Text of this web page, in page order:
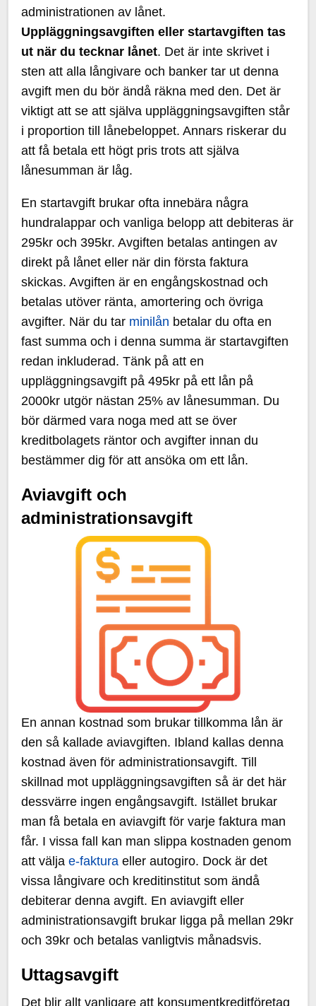
administrationen av lånet.
Uppläggningsavgiften eller startavgiften tas
ut när du tecknar lånet. Det är inte skrivet i
sten att alla långivare och banker tar ut denna
avgift men du bör ändå räkna med den. Det är
viktigt att se att själva uppläggningsavgiften står
i proportion till lånebeloppet. Annars riskerar du
att få betala ett högt pris trots att själva
lånesumman är låg.
En startavgift brukar ofta innebära några
hundralappar och vanliga belopp att debiteras är
295kr och 395kr. Avgiften betalas antingen av
direkt på lånet eller när din första faktura
skickas. Avgiften är en engångskostnad och
betalas utöver ränta, amortering och övriga
avgifter. När du tar minilån betalar du ofta en
fast summa och i denna summa är startavgiften
redan inkluderad. Tänk på att en
uppläggningsavgift på 495kr på ett lån på
2000kr utgör nästan 25% av lånesumman. Du
bör därmed vara noga med att se över
kreditbolagets räntor och avgifter innan du
bestämmer dig för att ansöka om ett lån.
Aviavgift och
administrationsavgift
En annan kostnad som brukar tillkomma lån är
den så kallade aviavgiften. Ibland kallas denna
kostnad även för administrationsavgift. Till
skillnad mot uppläggningsavgiften så är det här
dessvärre ingen engångsavgift. Istället brukar
man få betala en aviavgift för varje faktura man
får. I vissa fall kan man slippa kostnaden genom
att väljae-faktura eller autogiro. Dock är det
vissa långivare och kreditinstitut som ändå
debiterar denna avgift. En aviavgift eller
administrationsavgift brukar ligga på mellan 29kr
och 39kr och betalas vanligtvis månadsvis.
Uttagsavgift
Det blir allt vanligare att konsumentkreditföretag